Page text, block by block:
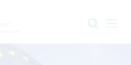
Suche